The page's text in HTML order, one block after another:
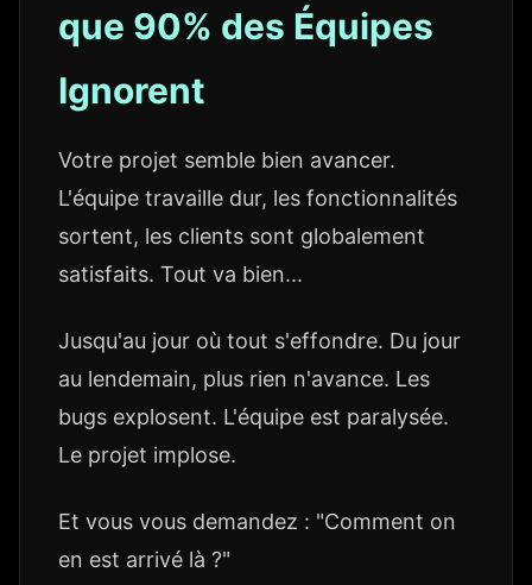
que 90% des Équipes
Ignorent
Votre projet semble bien avancer.
L'équipe travaille dur, les fonctionnalités
sortent, les clients sont globalement
satisfaits. Tout va bien...
Jusqu'au jour où tout s'effondre. Du jour
au lendemain, plus rien n'avance. Les
bugs explosent. L'équipe est paralysée.
Le projet implose.
Et vous vous demandez : "Comment on
en est arrivé là ?"